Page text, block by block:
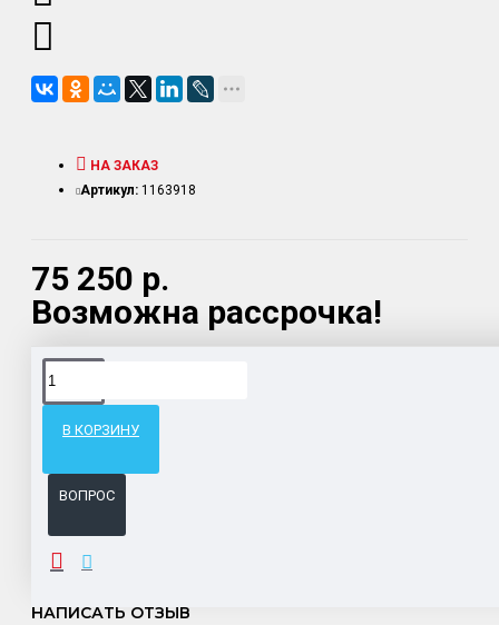
75 250 р.
Возможна рассрочка!
НА ЗАКАЗ
Артикул: 1163918
В КОРЗИНУ
ВОПРОС
Доставка товара по всему Таможенному союзу.
ОТЗЫВЫ
НАПИСАТЬ ОТЗЫВ